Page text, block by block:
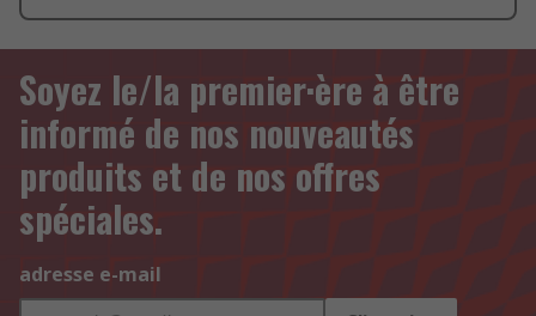
Soyez le/la premier·ère à être
informé de nos nouveautés
produits et de nos offres
spéciales.
adresse e-mail